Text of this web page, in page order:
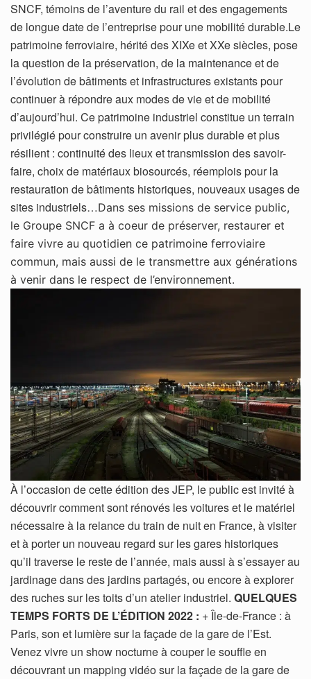
SNCF, témoins de l’aventure du rail et des engagements
de longue date de l’entreprise pour une mobilité durable.Le
patrimoine ferroviaire, hérité des XIXe et XXe siècles, pose
la question de la préservation, de la maintenance et de
l’évolution de bâtiments et infrastructures existants pour
continuer à répondre aux modes de vie et de mobilité
d’aujourd’hui. Ce patrimoine industriel constitue un terrain
privilégié pour construire un avenir plus durable et plus
résilient : continuité des lieux et transmission des savoir-
faire, choix de matériaux biosourcés, réemplois pour la
restauration de bâtiments historiques, nouveaux usages de
sites industriels…Dans ses missions de service public,
le Groupe SNCF a à coeur de préserver, restaurer et
faire vivre au quotidien ce patrimoine ferroviaire
commun, mais aussi de le transmettre aux générations
à venir dans le respect de l’environnement.
À l’occasion de cette édition des JEP, le public est invité à
découvrir comment sont rénovés les voitures et le matériel
nécessaire à la relance du train de nuit en France, à visiter
et à porter un nouveau regard sur les gares historiques
qu’il traverse le reste de l’année, mais aussi à s’essayer au
jardinage dans des jardins partagés, ou encore à explorer
des ruches sur les toits d’un atelier industriel. QUELQUES
TEMPS FORTS DE L’ÉDITION 2022 : + Île-de-France : à
Paris, son et lumière sur la façade de la gare de l’Est.
Venez vivre un show nocturne à couper le souffle en
découvrant un mapping vidéo sur la façade de la gare de